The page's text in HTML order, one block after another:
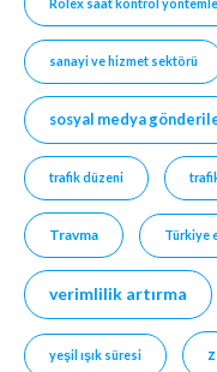
Rolex saat kontrol
sanayi ve hizmet sektörü
sosyal medya
trafik düzeni
Travma Türkiye
verimlilik artırma
yeşil ışık süresi